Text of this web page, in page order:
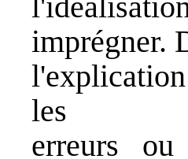
imprégner.
les
erreurs